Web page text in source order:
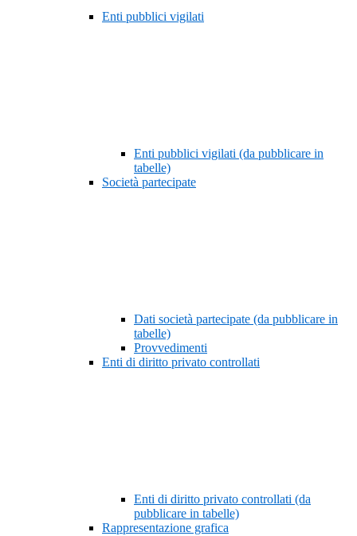
Enti pubblici vigilati
Enti pubblici vigilati (da pubblicare in
tabelle)
Società partecipate
Dati società partecipate (da pubblicare in
tabelle)
Provvedimenti
Enti di diritto privato controllati
Enti di diritto privato controllati (da
pubblicare in tabelle)
Rappresentazione grafica